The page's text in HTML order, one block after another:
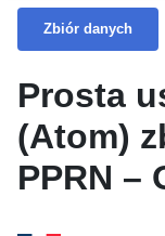
Zbiór danych
Prosta
(Atom)
PPRN –